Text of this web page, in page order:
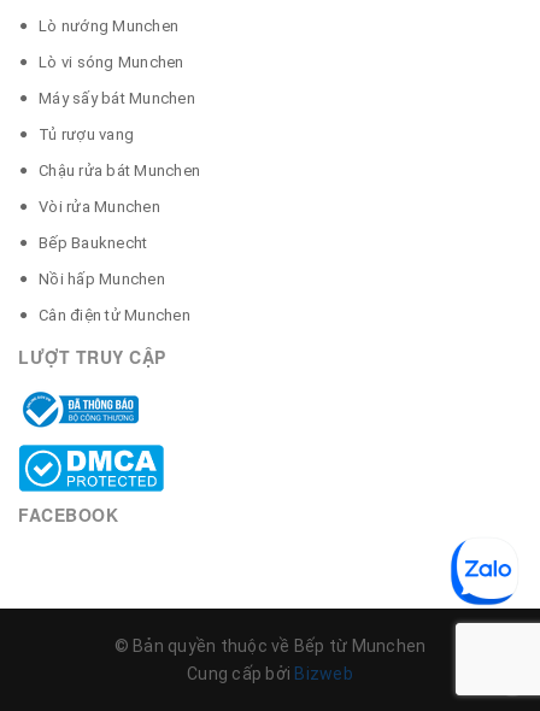
Lò nướng Munchen
Lò vi sóng Munchen
Máy sấy bát Munchen
Tủ rượu vang
Chậu rửa bát Munchen
Vòi rửa Munchen
Bếp Bauknecht
Nồi hấp Munchen
Cân điện tử Munchen
LƯỢT TRUY CẬP
FACEBOOK
© Bản quyền thuộc về Bếp từ Munchen
Cung cấp bởi Bizweb